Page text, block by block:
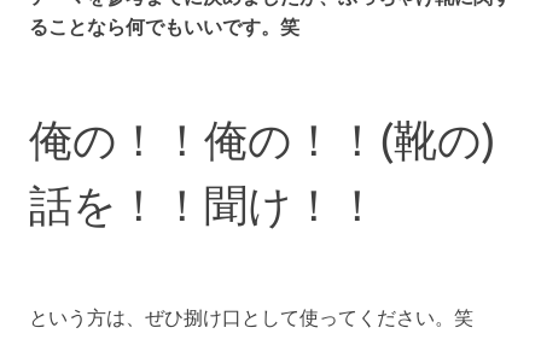
ることなら何でもいいです。笑
俺の！！俺の！！(靴の)
話を！！聞け！！
という方は、ぜひ捌け口として使ってください。笑